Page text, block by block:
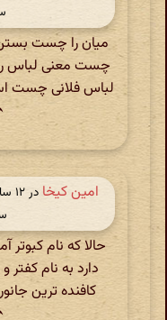
میان را چست
چست معنی لباس
لباس فلانی چست
امین کیخا
حالا که نام کبوتر
دارد به نام کفتر و
کافنده ترین